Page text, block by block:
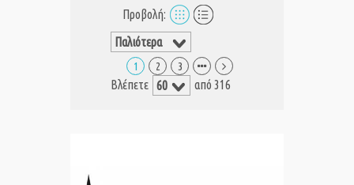
Προβολή:
1 2 3
Βλέπετε από 316